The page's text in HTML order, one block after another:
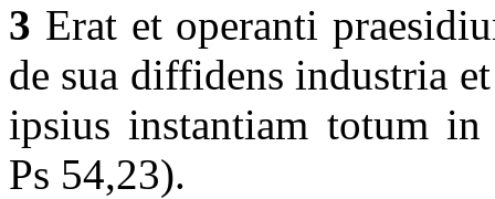
3 Erat et operanti
de sua diffidens industria
ipsius instantiam totum
Ps 54,23).